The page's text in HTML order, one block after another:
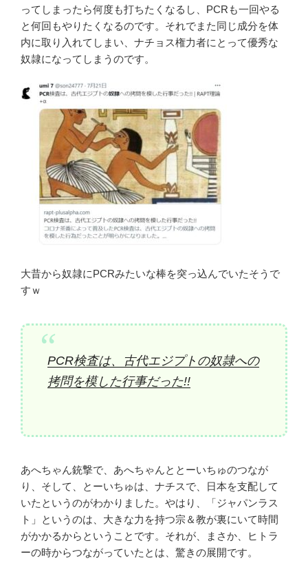
ってしまったら何度も打ちたくなるし、PCRも一回やる
と何回もやりたくなるのです。それでまた同じ成分を体
内に取り入れてしまい、ナチョス権力者にとって優秀な
奴隷になってしまうのです。
大昔から奴隷にPCRみたいな棒を突っ込んでいたそうで
すｗ
PCR検査は、古代エジプトの奴隷への
拷問を模した行事だった!!
あへちゃん銃撃で、あへちゃんととーいちゅのつなが
り、そして、とーいちゅは、ナチスで、日本を支配して
いたというのがわかりました。やはり、「ジャパンラス
ト」というのは、大きな力を持つ宗＆教が裏にいて時間
がかかるからということです。それが、まさか、ヒトラ
ーの時からつながっていたとは、驚きの展開です。